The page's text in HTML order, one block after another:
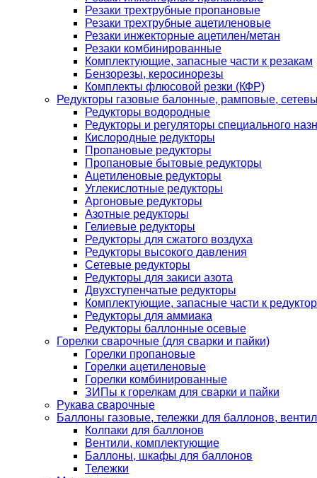
Резаки трехтрубные пропановые
Резаки трехтрубные ацетиленовые
Резаки инжекторные ацетилен/метан
Резаки комбинированные
Комплектующие, запасные части к резакам
Бензорезы, керосинорезы
Комплекты флюсовой резки (КФР)
Редукторы газовые балонные, рамповые,
Редукторы водородные
Редукторы и регуляторы специального
Кислородные редукторы
Пропановые редукторы
Пропановые бытовые редукторы
Ацетиленовые редукторы
Углекислотные редукторы
Аргоновые редукторы
Азотные редукторы
Гелиевые редукторы
Редукторы для сжатого воздуха
Редукторы высокого давления
Сетевые редукторы
Редукторы для закиси азота
Двухступенчатые редукторы
Комплектующие, запасные части к
Редукторы для аммиака
Редукторы баллонные осевые
Горелки сварочные (для сварки и пайки)
Горелки пропановые
Горелки ацетиленовые
Горелки комбинированные
ЗИПы к горелкам для сварки и пайки
Рукава сварочные
Баллоны газовые, тележки для баллонов,
Колпаки для баллонов
Вентили, комплектующие
Баллоны, шкафы для баллонов
Тележки